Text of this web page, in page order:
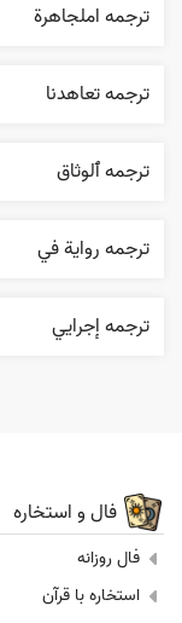
ترجمه املجاهرة
ترجمه تعاهدنا
ترجمه ٱلوثاق
ترجمه روایة في
ترجمه إجرایي
فال و استخاره
فال روزانه
استخاره با قرآن